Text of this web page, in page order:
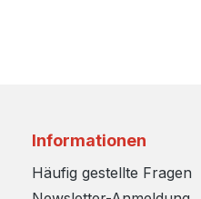
Informationen
Häufig gestellte Fragen